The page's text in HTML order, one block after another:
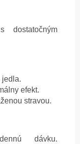
jedla.
efekt.
stravou.
dávku.